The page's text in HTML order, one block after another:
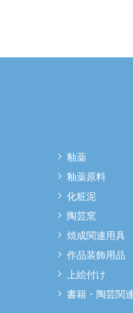
釉薬
釉薬原料
化粧泥
陶芸窯
焼成関連用具
作品装飾用品
上絵付け
書籍・陶芸関